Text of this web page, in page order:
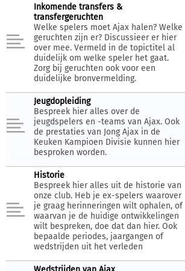
Inkomende transfers &
transfergeruchten
Welke spelers moet Ajax halen? Welke
geruchten zijn er? Discussieer er hier
over mee. Vermeld in de topictitel al
duidelijk om welke speler het gaat.
Zorg bij geruchten ook voor een
duidelijke bronvermelding.
Jeugdopleiding
Bespreek hier alles over de
jeugdspelers en -teams van Ajax. Ook
de prestaties van Jong Ajax in de
Keuken Kampioen Divisie kunnen hier
besproken worden.
Historie
Bespreek hier alles uit de historie van
onze club. Heb je ex-spelers waarover
je graag herinneringen wilt ophalen, of
waarvan je de huidige ontwikkelingen
wilt bespreken, doe dat dan hier. Ook
bepaalde periodes, jaargangen of
wedstrijden uit het verleden